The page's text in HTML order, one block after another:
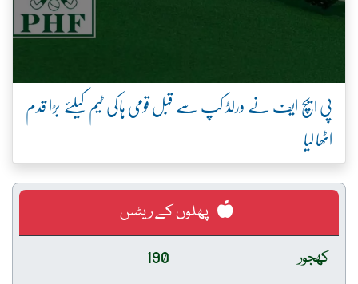
پی ایچ ایف نے ورلڈ کپ سے قبل قومی ہاکی ٹیم کیلئے بڑا قدم
اٹھا لیا
پھلوں کے ریٹس
کھجور
190